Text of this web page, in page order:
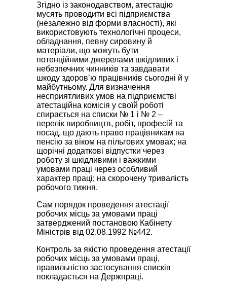
Згідно із законодавством, атестацію
мусять проводити всі підприємства
(незалежно від форми власності), які
використовують технологічні процеси,
обладнання, певну сировину й
матеріали, що можуть бути
потенційними джерелами шкідливих і
небезпечних чинників та завдавати
шкоду здоров’ю працівників сьогодні й у
майбутньому. Для визначення
несприятливих умов на підприємстві
атестаційна комісія у своїй роботі
спирається на списки № 1 і № 2 –
перелік виробництв, робіт, професій та
посад, що дають право працівникам на
пенсію за віком на пільгових умовах; на
щорічні додаткові відпустки через
роботу зі шкідливими і важкими
умовами праці через особливий
характер праці; на скорочену тривалість
робочого тижня.
Сам порядок проведення атестації
робочих місць за умовами праці
затверджений постановою Кабінету
Міністрів від 02.08.1992 №442.
Контроль за якiстю проведення атестацiї
робочих мiсць за умовами працi,
правильнiстю застосування спискiв
покладається на Держпрацi.